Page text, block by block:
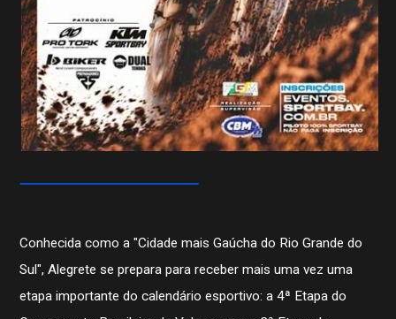
Conhecida como a "Cidade mais Gaúcha do Rio Grande do
Sul", Alegrete se prepara para receber mais uma vez uma
etapa importante do calendário esportivo: a 4ª Etapa do